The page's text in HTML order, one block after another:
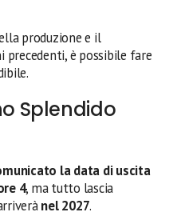
produzione e il
precedenti, è possibile fare
Splendido
la data di uscita
4, ma tutto lascia
nel 2027.